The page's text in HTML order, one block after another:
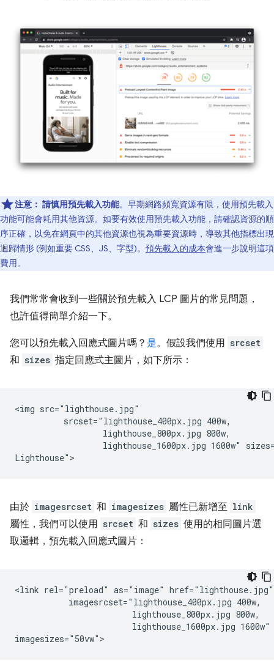
注意： 請慎用預先載入功能。早期網路頻寬資源有限，使用預先載入
功能可能會耗用其他資源。如要有效使用預先載入功能，請確認資源的順
序正確，以免在網頁中的其他資源也視為重要資源時，導致其他指標出現
迴歸情形 (例如重要 CSS、JS、字型)。 預先載入的成本會進一步說明這項
費用。
我們常常會收到一些關於預先載入 LCP 圖片的常見問題，
也許值得簡單介紹一下。
您可以預先載入回應式圖片嗎？ 是。假設我們使用 srcset
和 sizes 指定回應式主圖片，如下所示：
<img src="lighthouse.jpg"
          srcset="lighthouse_400px.jpg 400w,
                  lighthouse_800px.jpg 800w,
lighthouse_1600px.jpg 1600w"
由於 imagesrcset 和 imagesizes 屬性已新增至 link
屬性，我們可以使用 srcset 和 sizes 使用的相同圖片選
取邏輯，預先載入回應式圖片：
<link rel="preload" as="image" href="lighthouse.jpg"
           imagesrcset="lighthouse_400px.jpg 400w,
                        lighthouse_800px.jpg 800w,
                        lighthouse_1600px.jpg 1600w"